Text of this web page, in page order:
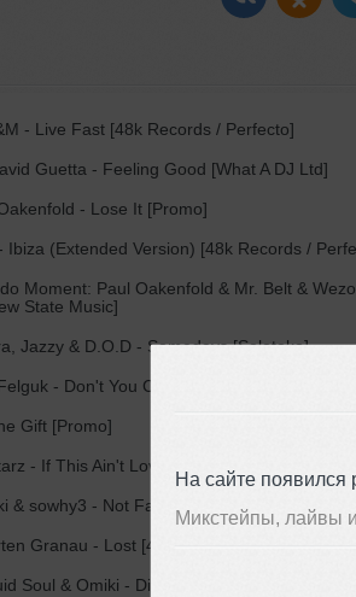
На сайте появился
Микстейпы, лайвы
- Live Fast [48k Records / Perfecto]
Guetta - Feeling Good [What A DJ Ltd]
- Lose It [Promo]
Ibiza (Extended Version) [48k Records /
Moment: Paul Oakenfold & Mr. Belt &
State Music]
Jazzy & D.O.D - Somedays [Solotoko]
- Don't You Cry (Radio Edit) [Perfecto]
Gift [Promo]
- If This Ain't Love (Club Mix) [48k Records
& sowhy3 - Not Fair (Extended Mix) [Perfecto
Granau - Lost [432 Records]
Soul & Omiki - Dimension (Extended)